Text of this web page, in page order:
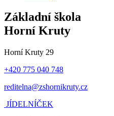
Základní škola
Horní Kruty
Horní Kruty 29
+420 775 040 748
reditelna@zshornikruty.cz
JÍDELNÍČEK